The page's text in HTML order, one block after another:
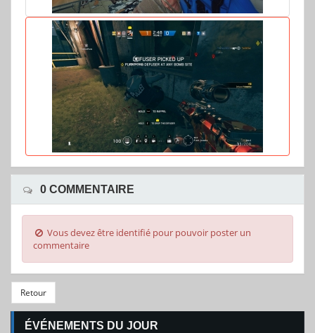
0 COMMENTAIRE
Vous devez être identifié pour pouvoir poster un
commentaire
Retour
ÉVÉNEMENTS DU JOUR